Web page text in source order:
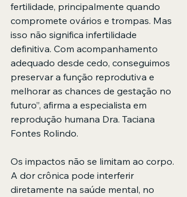
fertilidade, principalmente quando
compromete ovários e trompas. Mas
isso não significa infertilidade
definitiva. Com acompanhamento
adequado desde cedo, conseguimos
preservar a função reprodutiva e
melhorar as chances de gestação no
futuro”, afirma a especialista em
reprodução humana Dra. Taciana
Fontes Rolindo.
Os impactos não se limitam ao corpo.
A dor crônica pode interferir
diretamente na saúde mental, no